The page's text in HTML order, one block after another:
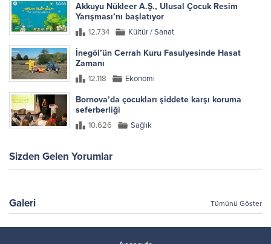
Akkuyu Nükleer A.Ş., Ulusal Çocuk Resim
Yarışması’nı başlatıyor
12.734 Kültür / Sanat
İnegöl’ün Cerrah Kuru Fasulyesinde Hasat
Zamanı
12.118 Ekonomi
Bornova’da çocukları şiddete karşı koruma
seferberliği
10.626 Sağlık
Sizden Gelen Yorumlar
Galeri Tümünü Göster